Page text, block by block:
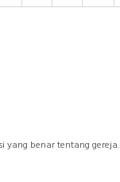
yang benar tentang gereja.